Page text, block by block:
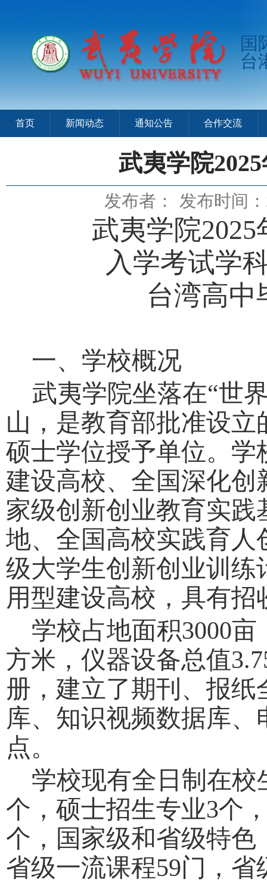
国
台
首页 新闻动态 通知公告 合作交流
武夷学院
发布者： 发布时间
武夷学院
入学考试学
台湾高中
一、 学校概况
武夷学院坐落在“世
山，是教育部批准设
硕士学位授予单位。
建设高校、全国深化
家级创新创业教育实
地、全国高校实践育
级大学生创新创业训
用型建设高校，具有
学校占地面积3000
方米，仪器设备总值
册，建立了期刊、报
库、知识视频数据库
点。
学校现有全日制在校
个，硕士招生专业3个
个，国家级和省级特色
省级一流课程59门，